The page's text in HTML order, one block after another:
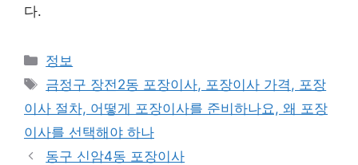
다.
카
테
고
리
정보
태
그
금정구 장전2동 포장이사, 포장이사 가격, 포장
이사 절차, 어떻게 포장이사를 준비하나요, 왜 포장
이사를 선택해야 하나
동구 신암4동 포장이사